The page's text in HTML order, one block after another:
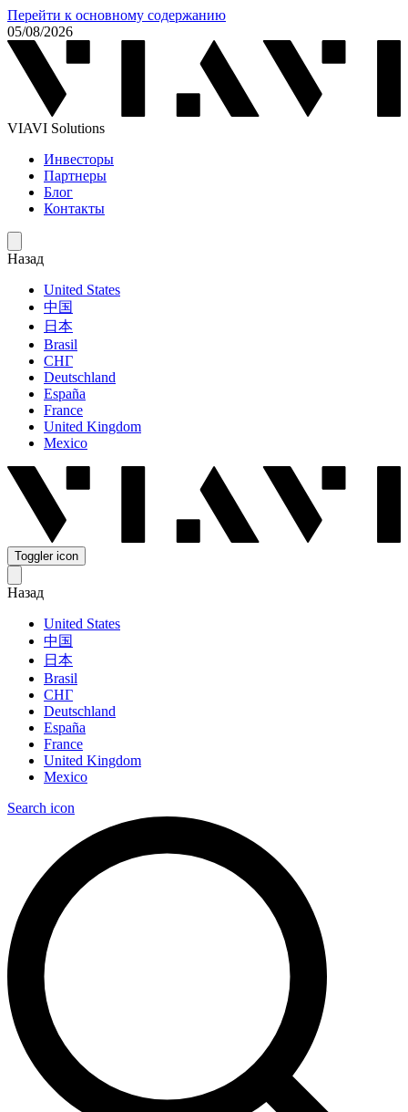
Перейти к основному содержанию
05/08/2026
VIAVI Solutions
Инвесторы
Партнеры
Блог
Контакты
Назад
United States
中国
日本
Brasil
СНГ
Deutschland
España
France
United Kingdom
Mexico
Toggler icon
Назад
United States
中国
日本
Brasil
СНГ
Deutschland
España
France
United Kingdom
Mexico
Search icon